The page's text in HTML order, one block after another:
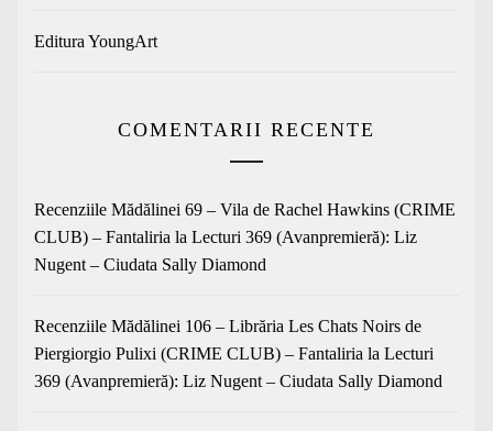
Editura YoungArt
COMENTARII RECENTE
Recenziile Mădălinei 69 – Vila de Rachel Hawkins (CRIME
CLUB) – Fantaliria la Lecturi 369 (Avanpremieră): Liz
Nugent – Ciudata Sally Diamond
Recenziile Mădălinei 106 – Librăria Les Chats Noirs de
Piergiorgio Pulixi (CRIME CLUB) – Fantaliria la Lecturi
369 (Avanpremieră): Liz Nugent – Ciudata Sally Diamond